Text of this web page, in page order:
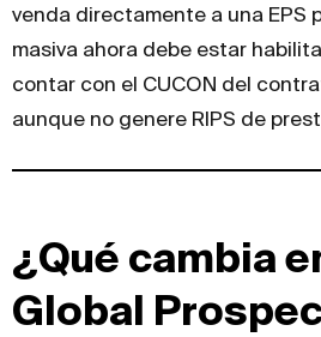
venda directamente a una EPS
masiva ahora debe estar
contar con el CUCON del
aunque no genere RIPS de
¿Qué cambia
Global